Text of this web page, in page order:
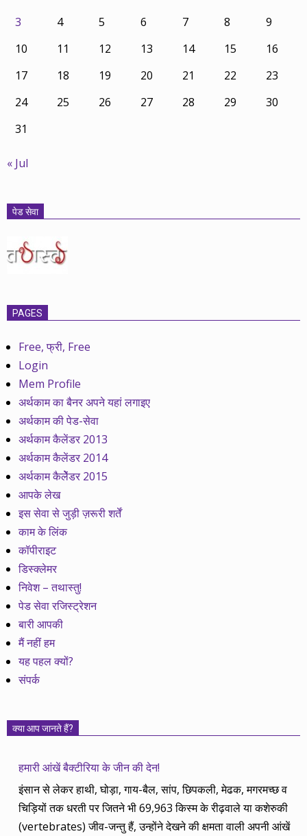
3
4 5 6 7 8
9
10
11 12 13 14 15
16
17
18 19 20 21 22
23
24
25 26 27 28 29
30
31
« Jul
पेड सेवा
PAGES
Free, फ्री, Free
Login
Mem Profile
अर्थकाम का बैनर अपने यहां लगाइए
अर्थकाम की पेड-सेवा
अर्थकाम कैलेंडर 2013
अर्थकाम कैलेंडर 2014
अर्थकाम कैलेेंडर 2015
आपके लेख
इस सेवा से जुड़ी ज़रूरी शर्तें
काम के लिंक
कॉपीराइट
डिस्क्लेमर
निवेश – तथास्तु!
पेड सेवा रजिस्ट्रेशन
बारी आपकी
मैं नहीं हम
यह पहल क्यों?
संपर्क
क्या आप जानते हैं?
हमारी आंखें बैक्टीरिया के जीन की देन!
इंसान से लेकर हाथी, घोड़ा, गाय-बैल, सांप, छिपकली, मेढक, मगरमच्छ व
चिड़ियों तक धरती पर जितने भी 69,963 किस्म के रीढ़वाले या कशेरुकी
(vertebrates) जीव-जन्तु हैं, उन्होंने देखने की क्षमता वाली अपनी आंखें